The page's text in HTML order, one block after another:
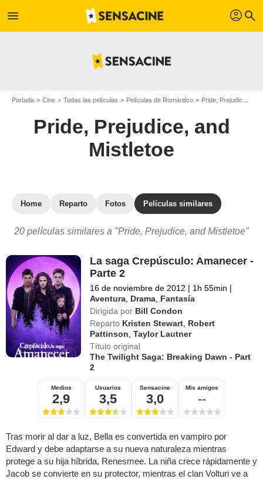
menu profil search
Portada Cine Todas las películas Películas de Romántico Pride, Prejudice, and Mistletoe
Pride, Prejudice, and
Mistletoe
Home Reparto Fotos Películas similares
20 películas similares a "Pride, Prejudice, and Mistletoe"
La saga Crepúsculo: Amanecer -
Parte 2
16 de noviembre de 2012 | 1h 55min |
Aventura Drama Fantasía
Dirigida por Bill Condon
Reparto Kristen Stewart Robert
Pattinson ,Taylor Lautner
Título original
The Twilight Saga: Breaking Dawn - Part
2
Medios
2,9
Usuarios
3,5
Sensacine
3,0
Mis amigos
--
Tras morir al dar a luz, Bella es convertida en vampiro por
Edward y debe adaptarse a su nueva naturaleza mientras
protege a su hija híbrida, Renesmee. La niña crece rápidamente y
Jacob se convierte en su protector, mientras el clan Volturi ve a